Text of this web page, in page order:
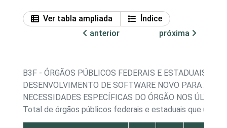
Ver tabla ampliada
Índice
anterior
próxima
B3F - ÓRGÃOS PÚBLICOS FEDERAIS E ESTADUAIS
DESENVOLVIMENTO DE SOFTWARE NOVO PARA
NECESSIDADES ESPECÍFICAS DO ÓRGÃO NOS
Total de órgãos públicos federais e estaduais que